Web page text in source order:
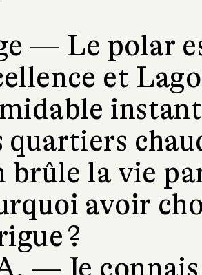
— Le polar
et
quartiers
brûle la vie
avoir
?
— Je